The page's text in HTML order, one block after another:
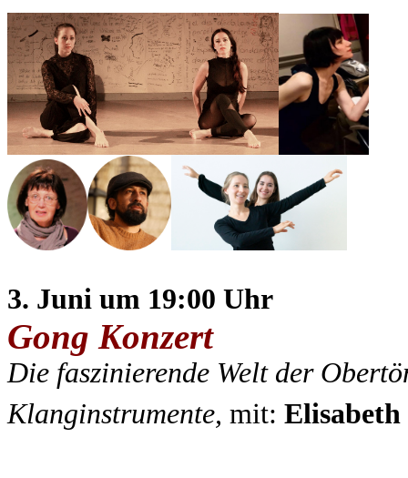
3. Juni um 19:00 Uhr
Gong Konzert
Die faszinierende Welt der
Klanginstrumente, mit: